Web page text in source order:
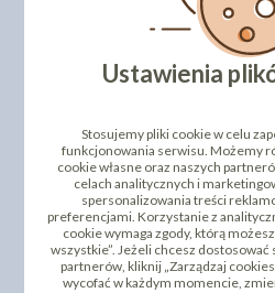
PŁATKACH - IMITACJA -
DO KOSZYKA
1 2 3 4
Ustawienia
Stosujemy pliki cookie w celu
funkcjonowania serwisu. Możemy
cookie własne oraz naszych
celach analitycznych i
spersonalizowania treści
preferencjami. Korzystanie z
cookie wymaga zgody, którą
wszystkie”. Jeżeli chcesz dostosować
partnerów, kliknij „Zarządzaj
wycofać w każdym momencie,